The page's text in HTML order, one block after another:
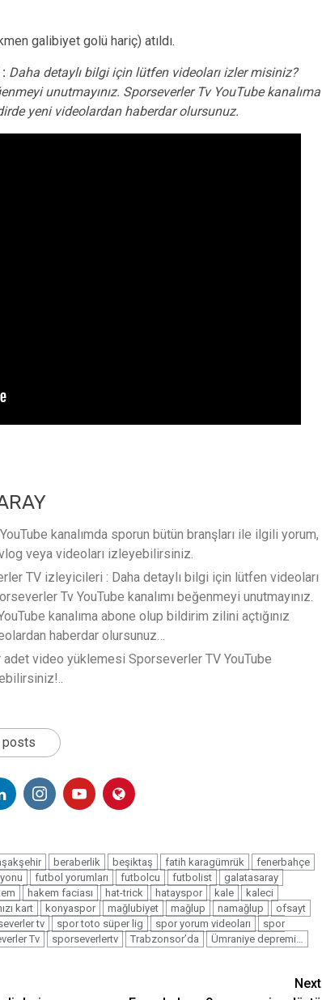
galibiyet golü hariç) atıldı.
Daha detaylı bilgi için lütfen videoları izler misiniz?
unutmayınız. Sporseverler Tv YouTube kanalıma
yeni videolardan haberdar olursunuz.
kanalımda sporun bütün branşları ile ilgili yorum,
veya videoları izleyebilirsiniz.
TV izleyicileri : Daha detaylı bilgi için lütfen videoları
Tv YouTube kanalımı beğenmeyi unutmayınız.
kanalıma abone olup bildirim zilini açtığınız
haberdar olursunuz…
video yüklemesi Sporseverler TV YouTube
posts
beraberlik beşiktaş fatih karagümrük
fenerbahçe
futbol yorumları futbolcu futbolist
galatasaray
hakem faciası hat-trick hatayspor kale
kaleci
kart konyaspor mağlubiyet mağlup namağlup
ofsayt
tv spor toto süper lig spor yorum videoları
spor
Tv sporseverlertv Trabzonsor’da
Ümraniye depremi…
Next